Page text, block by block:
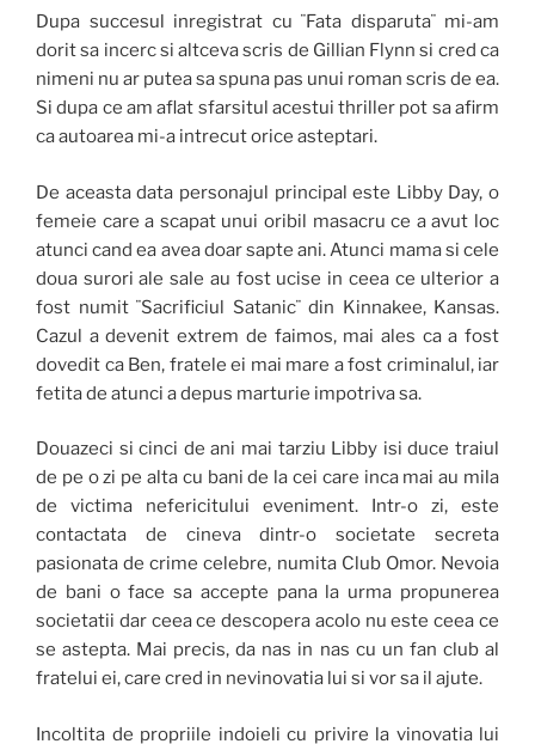
Dupa succesul inregistrat cu ¨Fata disparuta¨ mi-am
dorit sa incerc si altceva scris de Gillian Flynn si cred ca
nimeni nu ar putea sa spuna pas unui roman scris de ea.
Si dupa ce am aflat sfarsitul acestui thriller pot sa afirm
ca autoarea mi-a intrecut orice asteptari.
De aceasta data personajul principal este Libby Day, o
femeie care a scapat unui oribil masacru ce a avut loc
atunci cand ea avea doar sapte ani. Atunci mama si cele
doua surori ale sale au fost ucise in ceea ce ulterior a
fost numit ¨Sacrificiul Satanic¨ din Kinnakee, Kansas.
Cazul a devenit extrem de faimos, mai ales ca a fost
dovedit ca Ben, fratele ei mai mare a fost criminalul, iar
fetita de atunci a depus marturie impotriva sa.
Douazeci si cinci de ani mai tarziu Libby isi duce traiul
de pe o zi pe alta cu bani de la cei care inca mai au mila
de victima nefericitului eveniment. Intr-o zi, este
contactata de cineva dintr-o societate secreta
pasionata de crime celebre, numita Club Omor. Nevoia
de bani o face sa accepte pana la urma propunerea
societatii dar ceea ce descopera acolo nu este ceea ce
se astepta. Mai precis, da nas in nas cu un fan club al
fratelui ei, care cred in nevinovatia lui si vor sa il ajute.
Incoltita de propriile indoieli cu privire la vinovatia lui